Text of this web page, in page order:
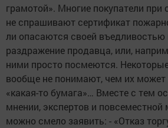
грамотой». Многие покупатели при
не спрашивают сертификат
ли опасаются своей въедливостью
раздражение продавца, или,
ними просто посмеются.
вообще не понимают, чем их может
«какая-то бумага»… Вместе с тем
мнении, экспертов и повсеместной
можно смело заявить: - «Отказ